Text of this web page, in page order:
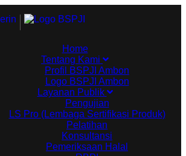
Home
Tentang Kami
Profil BSPJI Ambon
Logo BSPJI Ambon
Layanan Publik
Pengujian
LS Pro (Lembaga Sertifikasi Produk)
Pelatihan
Konsultansi
Pemeriksaan Halal